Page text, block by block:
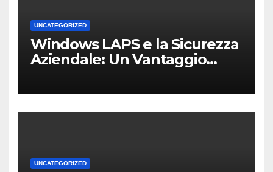
UNCATEGORIZED
Windows LAPS e la Sicurezza
Aziendale: Un Vantaggio
UNCATEGORIZED